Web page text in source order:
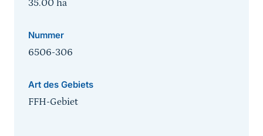
35.00 ha
Nummer
6506-306
Art des Gebiets
FFH-Gebiet